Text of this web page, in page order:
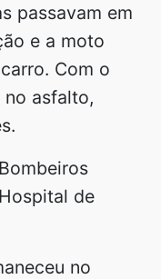
passavam em
e a moto
Com o
asfalto,
de
no